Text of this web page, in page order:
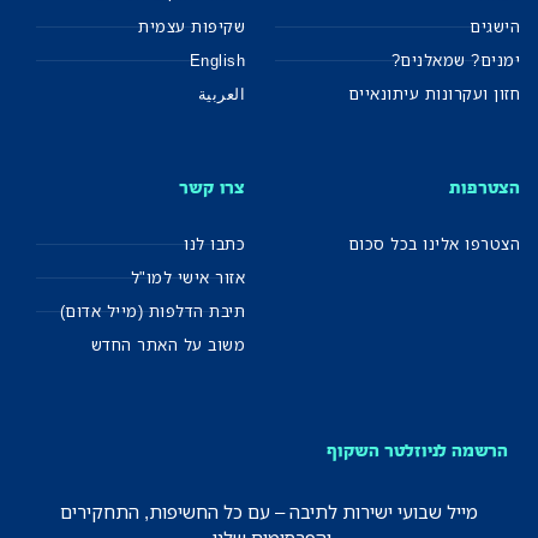
הישגים
ימנים? שמאלנים?
חזון ועקרונות עיתונאיים
שקיפות עצמית
English
العربية
הצטרפות
הצטרפו אלינו בכל סכום
צרו קשר
כתבו לנו
אזור אישי למו"ל
תיבת הדלפות (מייל אדום)
משוב על האתר החדש
הרשמה לניוזלטר השקוף
מייל שבועי ישירות לתיבה – עם כל החשיפות, התחקירים